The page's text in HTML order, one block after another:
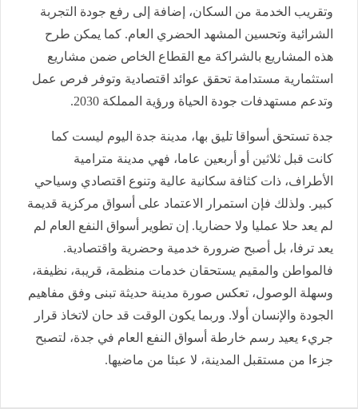
وتقريب الخدمة من السكان، إضافة إلى رفع جودة التجربة
الشرائية وتحسين المشهد الحضري العام. كما يمكن طرح
هذه المشاريع بالشراكة مع القطاع الخاص ضمن مشاريع
استثمارية مستدامة تحقق عوائد اقتصادية وتوفر فرص عمل
وتدعم مستهدفات جودة الحياة ورؤية المملكة 2030.
جدة تستحق أسواقا تليق بها، مدينة جدة اليوم ليست كما
كانت قبل ثلاثين أو أربعين عاما، فهي مدينة مترامية
الأطراف، ذات كثافة سكانية عالية وتنوع اقتصادي وسياحي
كبير. ولذلك فإن استمرار الاعتماد على أسواق مركزية قديمة
لم يعد حلا عمليا ولا حضاريا. إن تطوير أسواق النفع العام لم
يعد ترفا، بل أصبح ضرورة خدمية وحضرية واقتصادية.
فالمواطن والمقيم يستحقان خدمات منظمة، قريبة، نظيفة،
وسهلة الوصول، تعكس صورة مدينة حديثة تبنى وفق مفاهيم
الجودة والإنسان أولا. وربما يكون الوقت قد حان لاتخاذ قرار
جريء يعيد رسم خارطة أسواق النفع العام في جدة، لتصبح
جزءا من مستقبل المدينة، لا عبئا من ماضيها.